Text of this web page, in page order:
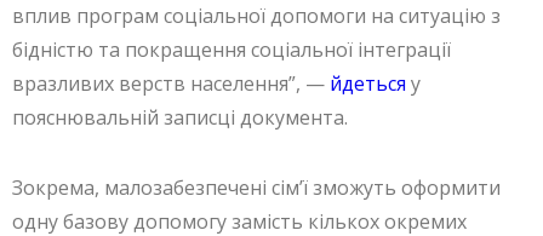
вплив програм соціальної допомоги на ситуацію з
бідністю та покращення соціальної інтеграції
вразливих верств населення”, — йдеться у
пояснювальній записці документа.
Зокрема, малозабезпечені сім’ї зможуть оформити
одну базову допомогу замість кількох окремих